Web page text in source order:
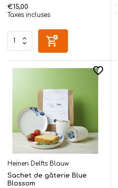
€15,00
Taxes incluses
Heinen Delfts Blauw
Sachet de gâterie Blue
Blossom